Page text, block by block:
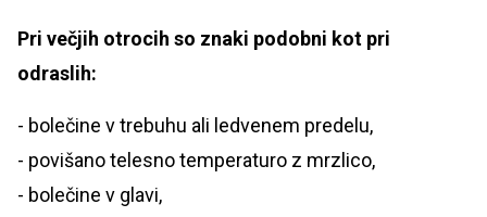
Pri večjih otrocih so znaki podobni kot pri
odraslih:
- bolečine v trebuhu ali ledvenem predelu,
- povišano telesno temperaturo z mrzlico,
- bolečine v glavi,